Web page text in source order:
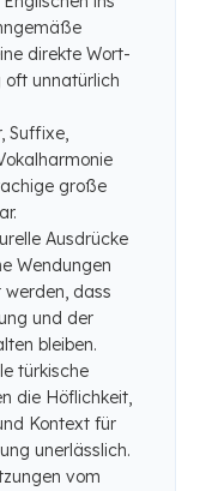
direkte Wort-
oft unnatürlich
Suffixe,
große
Ausdrücke
Wendungen
dass
und der
bleiben.
türkische
die Höflichkeit,
Kontext für
unerlässlich.
vom